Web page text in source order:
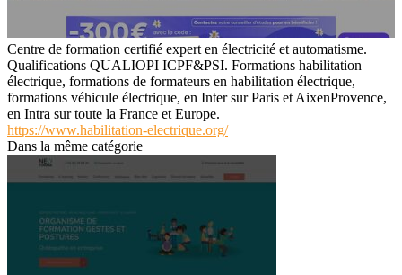
Centre de formation certifié expert en électricité et automatisme.
Qualifications QUALIOPI ICPF&PSI. Formations habilitation
électrique, formations de formateurs en habilitation électrique,
formations véhicule électrique, en Inter sur Paris et AixenProvence,
en Intra sur toute la France et Europe.
https://www.habilitation-electrique.org/
Dans la même catégorie